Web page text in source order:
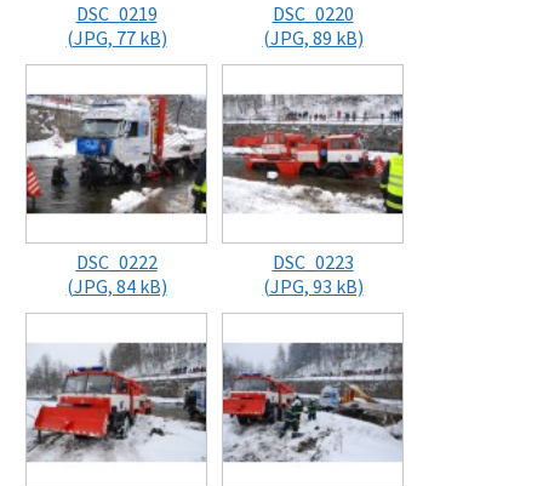
DSC_0219
(JPG, 77 kB)
DSC_0220
(JPG, 89 kB)
DSC_0222
(JPG, 84 kB)
DSC_0223
(JPG, 93 kB)